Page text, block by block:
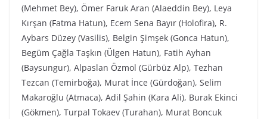
(Mehmet Bey), Ömer Faruk Aran (Alaeddin Bey), Leya
Kırşan (Fatma Hatun), Ecem Sena Bayır (Holofira), R.
Aybars Düzey (Vasilis), Belgin Şimşek (Gonca Hatun),
Begüm Çağla Taşkın (Ülgen Hatun), Fatih Ayhan
(Baysungur), Alpaslan Özmol (Gürbüz Alp), Tezhan
Tezcan (Temirboğa), Murat İnce (Gürdoğan), Selim
Makaroğlu (Atmaca), Adil Şahin (Kara Ali), Burak Ekinci
(Gökmen), Turpal Tokaev (Turahan), Murat Boncuk